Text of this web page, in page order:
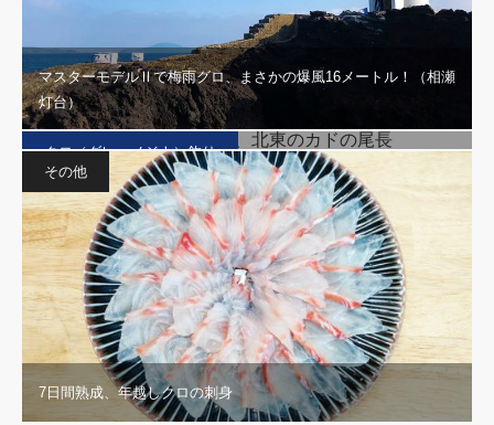
マスターモデルⅡで梅雨グロ、まさかの爆風16メートル！（相瀬
灯台）
クロ（グレ・メジナ）釣り
シーズン前の古志岐三礁、北東のカドの尾長
その他
7日間熟成、年越しクロの刺身